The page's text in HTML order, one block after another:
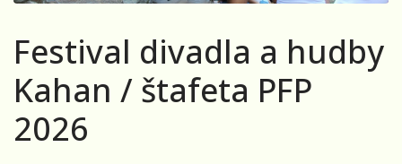
Festival divadla a hudby
Kahan / štafeta PFP
2026